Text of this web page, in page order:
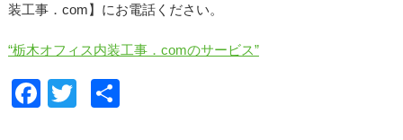
装工事．com】にお電話ください。
“栃木オフィス内装工事．comのサービス”
F T
共